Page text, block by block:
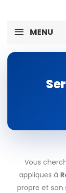
MENU
Vous
appliques à
propre et son